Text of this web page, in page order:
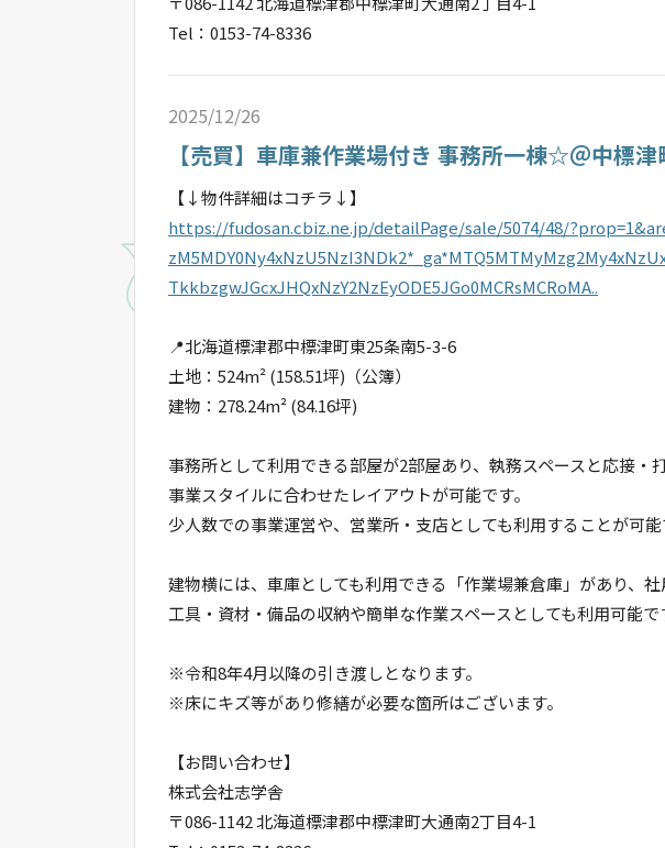
Tel：0153-74-8336
2025/12/26
【売買】車庫兼作業場付き 事務所一棟☆＠中標津
【↓物件詳細はコチラ↓】
https://fudosan.cbiz.ne.jp/detailPage/sale/5074/48/
TkkbzgwJGcxJHQxNzY2NzEyODE5JGo0MCRsMCRoMA..
📍北海道標津郡中標津町東25条南5-3-6
土地：524m² (158.51坪)（公簿）
建物：278.24m² (84.16坪)
事務所として利用できる部屋が2部屋あり、執務スペースと応接・
事業スタイルに合わせたレイアウトが可能です。
少人数での事業運営や、営業所・支店としても利用することが可能
建物横には、車庫としても利用できる「作業場兼倉庫」があり、社
工具・資材・備品の収納や簡単な作業スペースとしても利用可能
※令和8年4月以降の引き渡しとなります。
※床にキズ等があり修繕が必要な箇所はございます。
【お問い合わせ】
株式会社志学舎
〒086-1142 北海道標津郡中標津町大通南2丁目4-1